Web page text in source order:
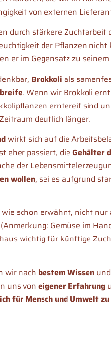
von externen
durch stärkere Zuchtarbeit
der Pflanzen
er im Gegensatz zu
Brokkoli als
. Wenn wir Brokkoli
erntereif sind
deutlich länger.
wirkt sich auf die
eher passiert, die Gehälter
der
wollen, sei es aufgrund
schon erwähnt, nicht
(Anmerkung: Gemüse im
wichtig für künftige
wir nach bestem Wissen und
uns voneigener Erfahrung
für Mensch und Umwelt